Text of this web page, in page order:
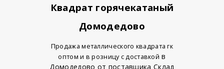
Квадрат горячекатаный
Домодедово
Продажа металлического квадрата гк
оптом и в розницу с доставкой в
Домодедово от поставщика Склад